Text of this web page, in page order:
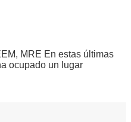
MRE En estas últimas
ocupado un lugar